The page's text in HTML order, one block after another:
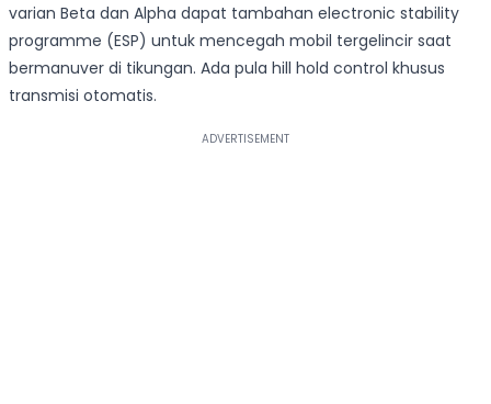
varian Beta dan Alpha dapat tambahan electronic stability
programme (ESP) untuk mencegah mobil tergelincir saat
bermanuver di tikungan. Ada pula hill hold control khusus
transmisi otomatis.